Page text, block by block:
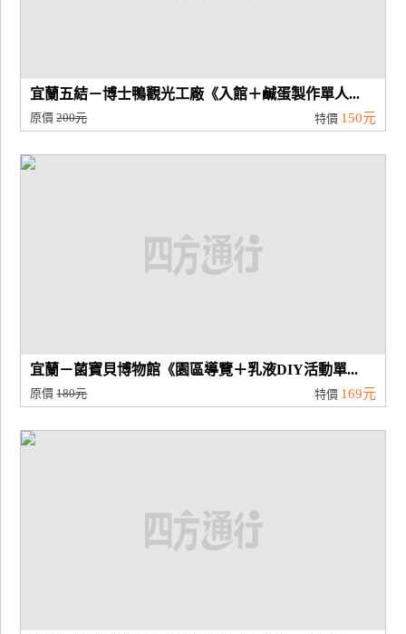
宜蘭五結－博士鴨觀光工廠《入館＋鹹蛋製作單人...
原價200元 特價 150元
宜蘭－菌寶貝博物館《園區導覽＋乳液DIY活動單...
原價180元 特價 169元